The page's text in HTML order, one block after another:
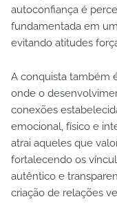
autoconfiança é
fundamentada em
evitando atitudes
A conquista também
onde o
conexões
emocional, físico e
atrai aqueles que
fortalecendo os
autêntico e
criação de relações